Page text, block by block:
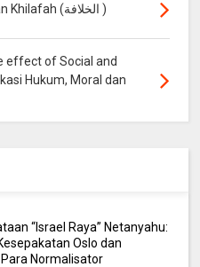
Perbedaan Imarah (الإمارة ) dan Khilafah (الخلافة )
effect of Social and
Hukum, Moral dan
“Israel Raya” Netanyahu:
Oslo dan
Normalisator